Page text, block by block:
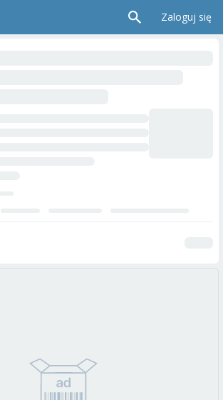
Zaloguj się